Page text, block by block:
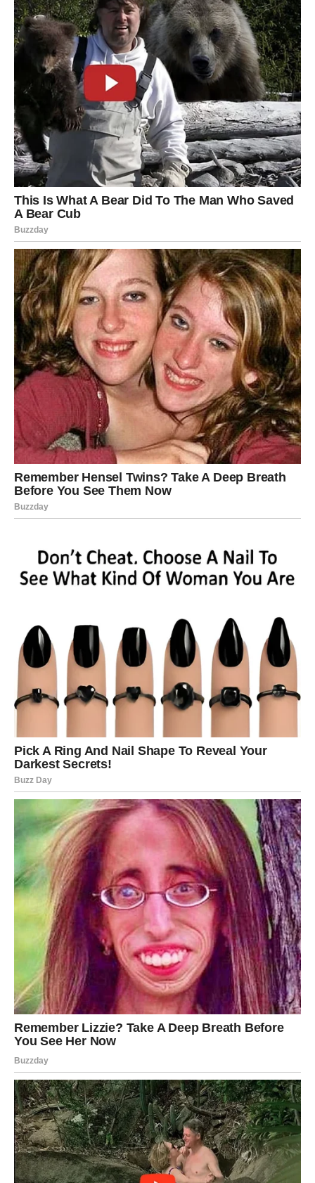
Sudbinski susret menja pogled na
budućnost
Za slobodne Device postoji mogućnost poznanstva koje
ostavlja snažan utisak već pri prvom susretu.
Neće biti potrebno mnogo vremena da shvatite kako ta
osoba nije obična prolazna priča.
Osećaj povezanosti biće toliko snažan da ćete se pitati da
li je moguće da se poznajete mnogo duže nego što zaista
Takvi susreti ne događaju se često i zato će ostaviti
dubok trag.
MATERIJALNA SITUACIJA
KREĆE U BOLJEM PRAVCU
Posle perioda briga i preispitivanja, dolazi vreme kada
ćete videti konkretne rezultate svog rada.
Mnogo toga što ste radili u tišini sada počinje da donosi
plodove.
Moguće su nove poslovne prilike, dodatni prihodi ili
Nagrada za strpljenje stiže kada se
najmanje nadate
Najveće iznenađenje dolazi upravo onda kada pomislite
da se ništa značajno neće promeniti.
Sudbina vam pokazuje da nijedan trud nije bio uzaludan.
Sve ono što ste gradili korak po korak sada počinje da
VREME JE DA PRIHVATITE ONO
ŠTO JE SUĐENO
Pred Devicama je period pun neočekivanih obrta, jakih
emocija i važnih odluka. Na licu će se zaista pojaviti šok,
jer događaji koji dolaze prevazilaze vaša očekivanja.
Međutim, u srcu će postojati i veliki nemir, jer ćete
osećati da se približava nešto što ne možete zaustaviti.
Sudbina vam šalje priliku da zatvorite jedno poglavlje i
otvorite novo. Biće trenutaka kada ćete želeti odgovore
odmah, ali ćete morati da verujete procesu koji se odvija
pred vama.